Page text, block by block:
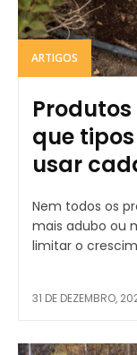
ARTIGOS
que
usar
Nem todos os
mais adubo ou
limitar o
31 DE DEZEMBRO,